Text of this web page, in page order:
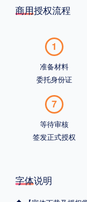
商用授权流程
1
准备材料
委托身份证
7
等待审核
签发正式授权
字体说明